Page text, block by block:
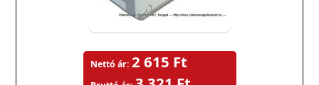
Nettó ár: 2 615 Ft